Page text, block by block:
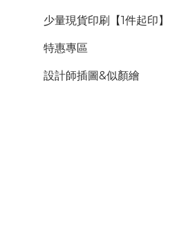
少量現貨印刷【1件起印】
特惠專區
設計師插圖&似顏繪